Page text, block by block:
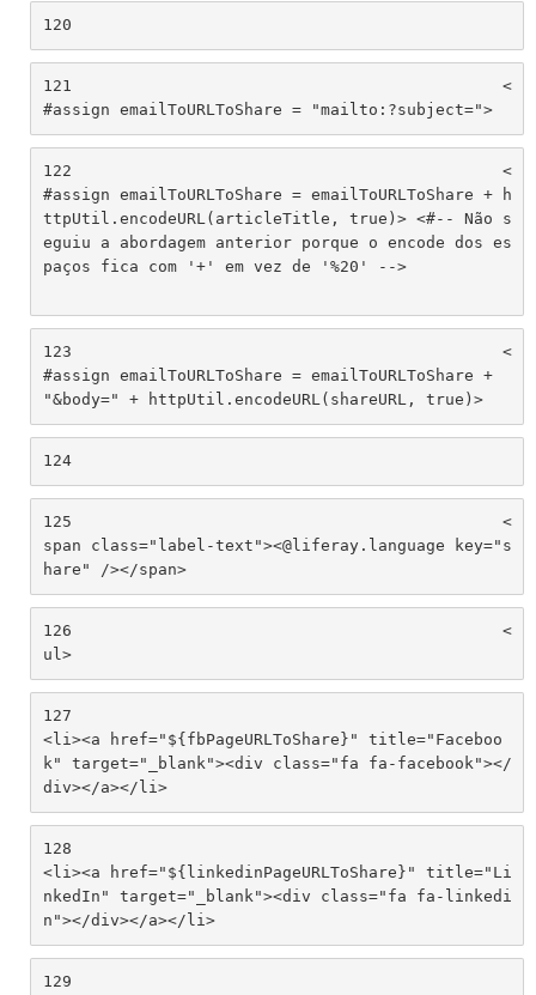
120
121
#assign emailToURLToShare = "mailto:?subject=">
122
#assign emailToURLToShare = emailToURLToShare + h
ttpUtil.encodeURL(articleTitle, true)> <#-- Não s
eguiu a abordagem anterior porque o encode dos es
paços fica com '+' em vez de '%20' -->
123
#assign emailToURLToShare = emailToURLToShare +
"&body=" + httpUtil.encodeURL(shareURL, true)>
124
125
span class="label-text"><@liferay.language key="s
hare" /></span>
126
ul>
127
<li><a href="${fbPageURLToShare}" title="Faceboo
k" target="_blank"><div class="fa fa-facebook"></
div></a></li>
128
<li><a href="${linkedinPageURLToShare}" title="Li
nkedIn" target="_blank"><div class="fa fa-linkedi
n"></div></a></li>
129